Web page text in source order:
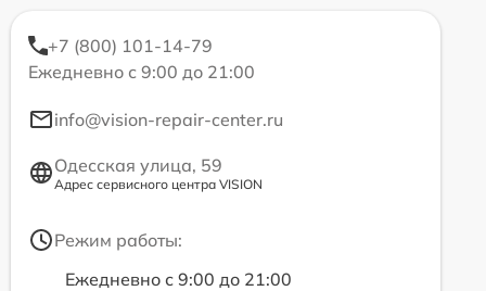
+7 (800) 101-14-79
Ежедневно с 9:00 до 21:00
info@vision-repair-center.ru
Одесская улица, 59
Адрес сервисного центра VISION
Режим работы:
Ежедневно с 9:00 до 21:00